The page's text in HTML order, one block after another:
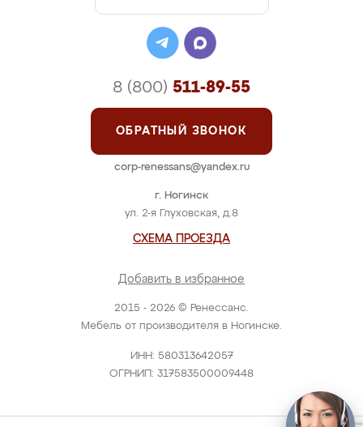
2015 - 2026 © Ренессанс.
Мебель от производителя в Ногинске.
ИНН: 580313642057
ОГРНИП: 317583500009448
г. Ногинск
ул. 2-я Глуховская, д.8
СХЕМА ПРОЕЗДА
Добавить в избранное
8 (800) 511-89-55
ОБРАТНЫЙ ЗВОНОК
corp-renessans@yandex.ru